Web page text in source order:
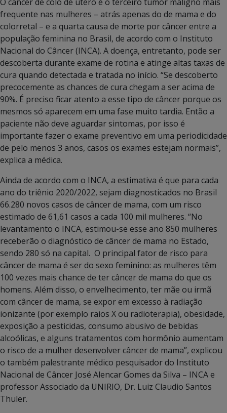
frequente nas mulheres – atrás apenas do de mama e do
colorretal – e a quarta causa de morte por câncer entre a
população feminina no Brasil, de acordo com o Instituto
Nacional do Câncer (INCA). A doença, entretanto, pode ser
descoberta durante exame de rotina e atinge altas taxas de
cura quando detectada e tratada no início. “Se descoberto
precocemente as chances de cura chegam a ser acima de
90%. É preciso ficar atento a esse tipo de câncer porque os
mesmos só aparecem em uma fase muito tardia. Então a
paciente não deve aguardar sintomas, por isso é
importante fazer o exame preventivo em uma periodicidade
de pelo menos 3 anos, casos os exames estejam normais”,
explica a médica.
Ainda de acordo com o INCA, a estimativa é que para cada
ano do triênio 2020/2022, sejam diagnosticados no Brasil
66.280 novos casos de câncer de mama, com um risco
estimado de 61,61 casos a cada 100 mil mulheres. “No
levantamento o INCA, estimou-se esse ano 850 mulheres
receberão o diagnóstico de câncer de mama no Estado,
sendo 280 só na capital. O principal fator de risco para
câncer de mama é ser do sexo feminino: as mulheres têm
100 vezes mais chance de ter câncer de mama do que os
homens. Além disso, o envelhecimento, ter mãe ou irmã
com câncer de mama, se expor em excesso à radiação
ionizante (por exemplo raios X ou radioterapia), obesidade,
exposição a pesticidas, consumo abusivo de bebidas
alcoólicas, e alguns tratamentos com hormônio aumentam
o risco de a mulher desenvolver câncer de mama”, explicou
o também palestrante médico pesquisador do Instituto
Nacional de Câncer José Alencar Gomes da Silva – INCA e
professor Associado da UNIRIO, Dr. Luiz Claudio Santos
Thuler.